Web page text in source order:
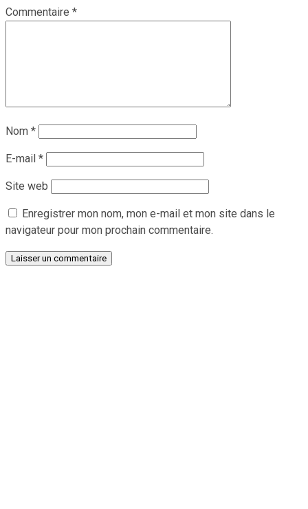
Commentaire *
Nom *
E-mail *
Site web
Enregistrer mon nom, mon e-mail et mon site dans le
navigateur pour mon prochain commentaire.